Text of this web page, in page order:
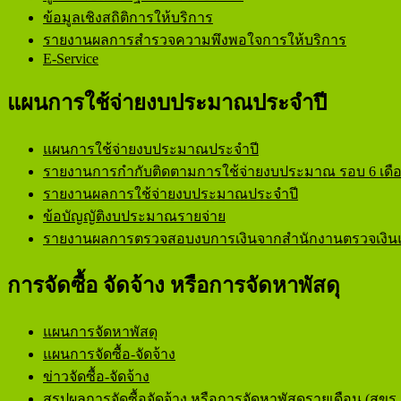
ข้อมูลเชิงสถิติการให้บริการ
รายงานผลการสำรวจความพึงพอใจการให้บริการ
E-Service
แผนการใช้จ่ายงบประมาณประจำปี
แผนการใช้จ่ายงบประมาณประจำปี
รายงานการกำกับติดตามการใช้จ่ายงบประมาณ รอบ 6 เดื
รายงานผลการใช้จ่ายงบประมาณประจำปี
ข้อบัญญัติงบประมาณรายจ่าย
รายงานผลการตรวจสอบงบการเงินจากสำนักงานตรวจเงิ
การจัดซื้อ จัดจ้าง หรือการจัดหาพัสดุ
แผนการจัดหาพัสดุ
แผนการจัดซื้อ-จัดจ้าง
ข่าวจัดซื้อ-จัดจ้าง